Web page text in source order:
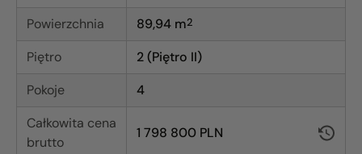
Powierzchnia
89,94 m2
Piętro
2 (Piętro II)
Pokoje
4
Całkowita cena
brutto
1 798 800 PLN